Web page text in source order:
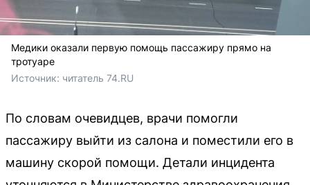
Медики оказали первую помощь пассажиру прямо на
тротуаре
Источник: читатель 74.RU
По словам очевидцев, врачи помогли
пассажиру выйти из салона и поместили его в
машину скорой помощи. Детали инцидента